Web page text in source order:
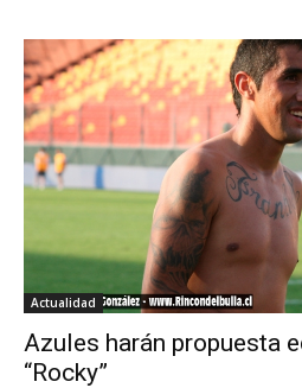
Actualidad
Azules harán propuesta
“Rocky”